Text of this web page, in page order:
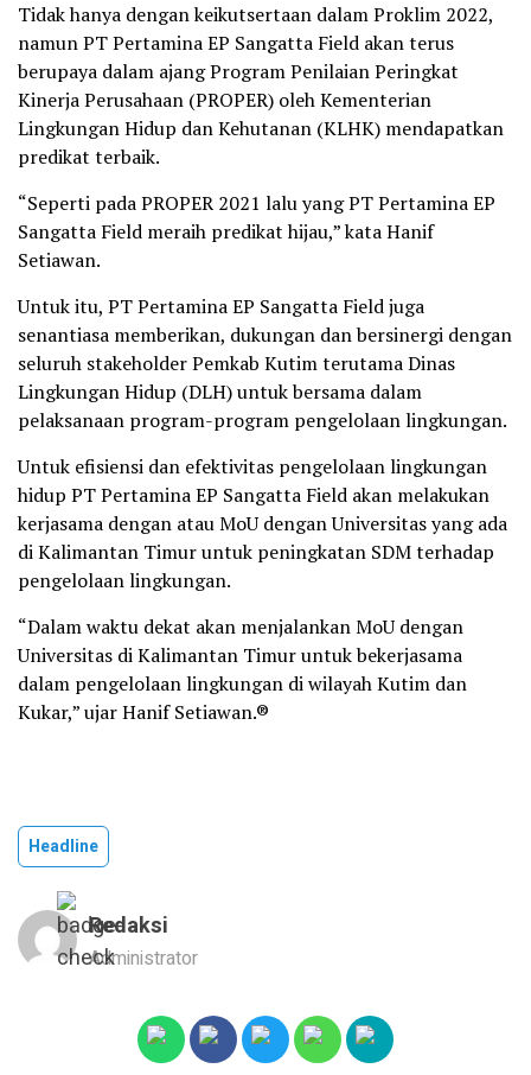
Tidak hanya dengan keikutsertaan dalam Proklim 2022,
namun PT Pertamina EP Sangatta Field akan terus
berupaya dalam ajang Program Penilaian Peringkat
Kinerja Perusahaan (PROPER) oleh Kementerian
Lingkungan Hidup dan Kehutanan (KLHK) mendapatkan
predikat terbaik.
“Seperti pada PROPER 2021 lalu yang PT Pertamina EP
Sangatta Field meraih predikat hijau,” kata Hanif
Setiawan.
Untuk itu, PT Pertamina EP Sangatta Field juga
senantiasa memberikan, dukungan dan bersinergi dengan
seluruh stakeholder Pemkab Kutim terutama Dinas
Lingkungan Hidup (DLH) untuk bersama dalam
pelaksanaan program-program pengelolaan lingkungan.
Untuk efisiensi dan efektivitas pengelolaan lingkungan
hidup PT Pertamina EP Sangatta Field akan melakukan
kerjasama dengan atau MoU dengan Universitas yang ada
di Kalimantan Timur untuk peningkatan SDM terhadap
pengelolaan lingkungan.
“Dalam waktu dekat akan menjalankan MoU dengan
Universitas di Kalimantan Timur untuk bekerjasama
dalam pengelolaan lingkungan di wilayah Kutim dan
Kukar,” ujar Hanif Setiawan.®
Headline
Redaksi
Administrator